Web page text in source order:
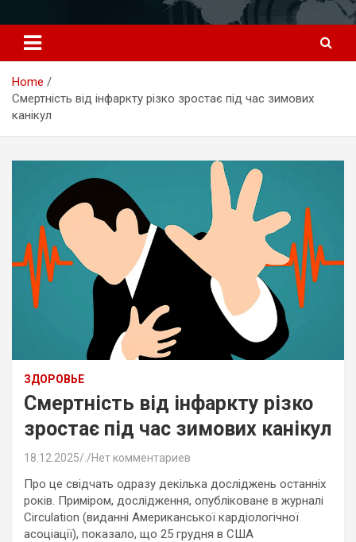
к
содержимому
Home
Смертність від інфаркту різко зростає під час зимових
канікул
ЗДОРОВЬЕ
Смертність від інфаркту різко
зростає під час зимових канікул
18.12.2025 Нет комментариев
Про це свідчать одразу декілька досліджень останніх
років. Приміром, дослідження, опубліковане в журналі
Circulation (виданні Американської кардіологічної
асоціації), показало, що 25 грудня в США